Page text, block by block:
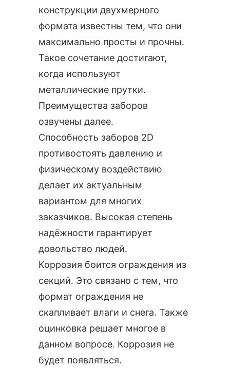
конструкции двухмерного
формата известны тем, что они
максимально просты и прочны.
Такое сочетание достигают,
когда используют
металлические прутки.
Преимущества заборов
озвучены далее.
Способность заборов 2D
противостоять давлению и
физическому воздействию
делает их актуальным
вариантом для многих
заказчиков. Высокая степень
надёжности гарантирует
довольство людей.
Коррозия боится ограждения из
секций. Это связано с тем, что
формат ограждения не
скапливает влаги и снега. Также
оцинковка решает многое в
данном вопросе. Коррозия не
будет появляться.